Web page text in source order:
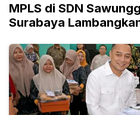
MPLS di SDN
Surabaya